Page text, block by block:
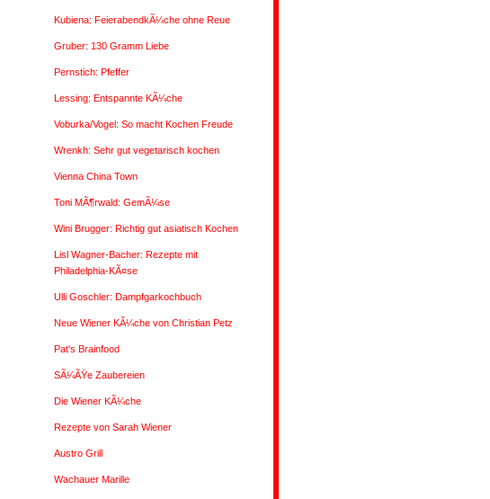
Kubiena: FeierabendkÃ¼che ohne Reue
Gruber: 130 Gramm Liebe
Pernstich: Pfeffer
Lessing: Entspannte KÃ¼che
Voburka/Vogel: So macht Kochen Freude
Wrenkh: Sehr gut vegetarisch kochen
Vienna China Town
Toni MÃ¶rwald: GemÃ¼se
Wini Brugger: Richtig gut asiatisch Kochen
Lisl Wagner-Bacher: Rezepte mit
Philadelphia-KÃ¤se
Ulli Goschler: Dampfgarkochbuch
Neue Wiener KÃ¼che von Christian Petz
Pat's Brainfood
SÃ¼ÃŸe Zaubereien
Die Wiener KÃ¼che
Rezepte von Sarah Wiener
Austro Grill
Wachauer Marille